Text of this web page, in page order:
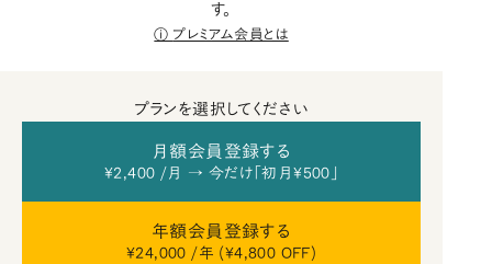
す。
プレミアム会員とは
プランを選択してください
月額会員登録する
¥2,400 /月 → 今だけ「初月¥500」
年額会員登録する
¥24,000 /年 (¥4,800 OFF)